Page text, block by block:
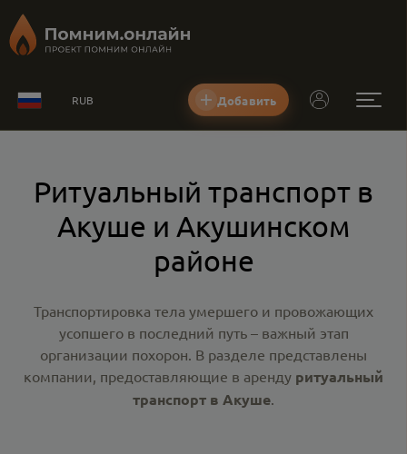
RUB Добавить
Ритуальный транспорт в
Акуше и Акушинском
районе
Транспортировка тела умершего и провожающих
усопшего в последний путь – важный этап
организации похорон. В разделе представлены
компании, предоставляющие в аренду ритуальный
транспорт в Акуше.